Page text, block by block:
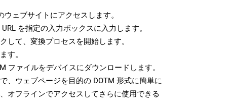
ウェブサイトにアクセスします。
を指定の入力ボックスに入力します。
して、変換プロセスを開始します。
す。
ファイルをデバイスにダウンロードします。
、ウェブページを目的の DOTM 形式に簡単に
オフラインでアクセスしてさらに使用できる